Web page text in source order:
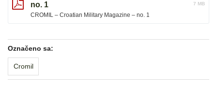
no. 1
CROMIL – Croatian Military Magazine – no. 1
7 MB
Označeno sa:
Cromil